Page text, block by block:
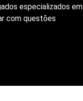
especializados em
com questões